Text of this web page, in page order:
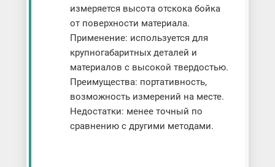
измеряется высота отскока бойка
от поверхности материала.
Применение: используется для
крупногабаритных деталей и
материалов с высокой твердостью.
Преимущества: портативность,
возможность измерений на месте.
Недостатки: менее точный по
сравнению с другими методами.